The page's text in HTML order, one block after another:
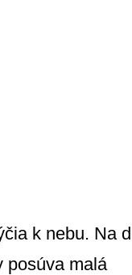
k nebu. Na
posúva malá